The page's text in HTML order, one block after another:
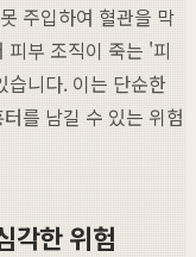
주입하여 혈관을 막
피부 조직이 죽는 '피
습니다. 이는 단순한
를 남길 수 있는 위험
각한 위험